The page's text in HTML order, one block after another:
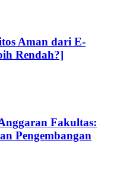
Aman dari E-
Rendah?]
Fakultas:
Pengembangan